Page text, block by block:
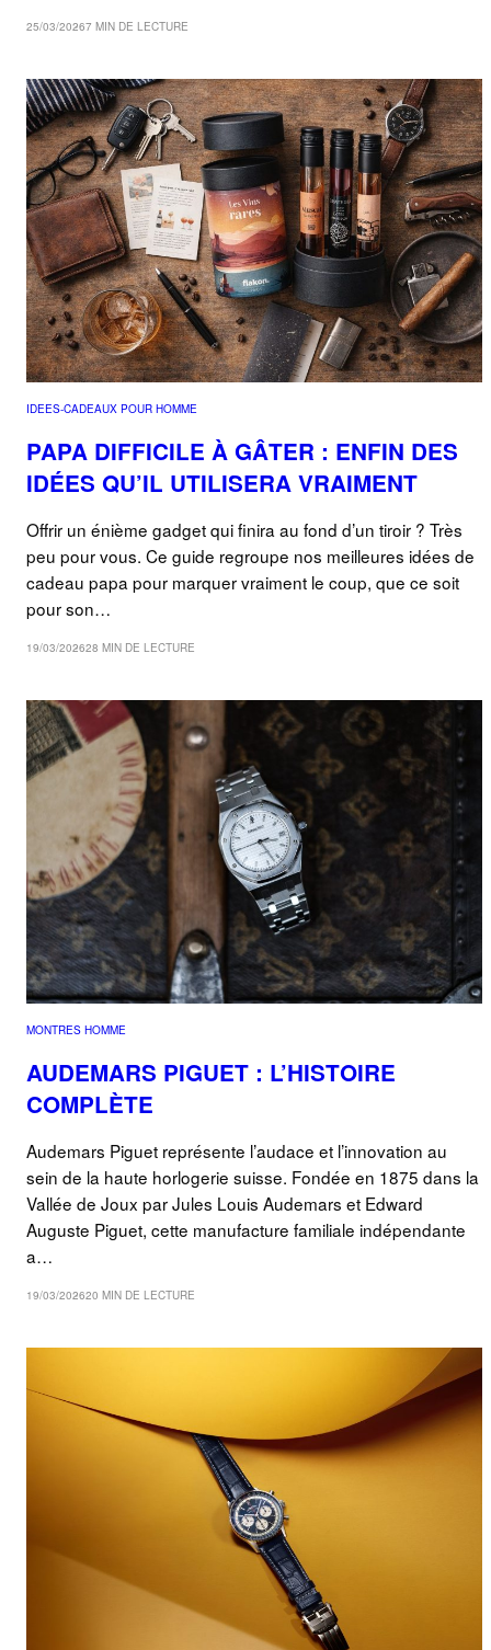
25/03/20267 MIN DE LECTURE
IDEES-CADEAUX POUR HOMME
PAPA DIFFICILE À GÂTER : ENFIN DES
IDÉES QU’IL UTILISERA VRAIMENT
Offrir un énième gadget qui finira au fond d’un tiroir ? Très
peu pour vous. Ce guide regroupe nos meilleures idées de
cadeau papa pour marquer vraiment le coup, que ce soit
pour son…
19/03/202628 MIN DE LECTURE
MONTRES HOMME
AUDEMARS PIGUET : L’HISTOIRE
COMPLÈTE
Audemars Piguet représente l’audace et l’innovation au
sein de la haute horlogerie suisse. Fondée en 1875 dans la
Vallée de Joux par Jules Louis Audemars et Edward
Auguste Piguet, cette manufacture familiale indépendante
a…
19/03/202620 MIN DE LECTURE